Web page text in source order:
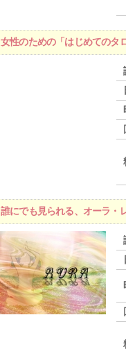
女性のための「はじめてのタ
誰にでも見られる、オーラ・